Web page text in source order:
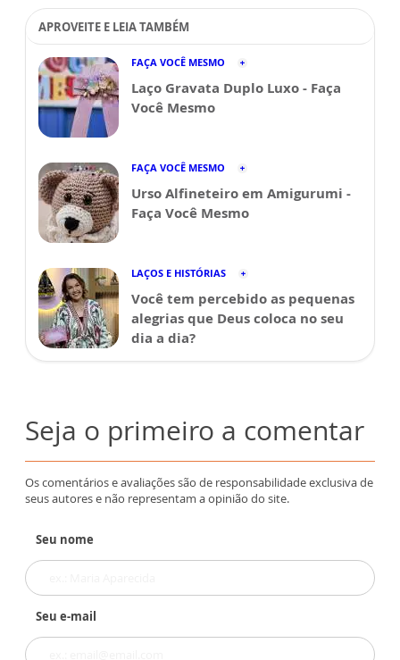
APROVEITE E LEIA TAMBÉM
FAÇA VOCÊ MESMO
Laço Gravata Duplo Luxo - Faça
Você Mesmo
FAÇA VOCÊ MESMO
Urso Alfineteiro em Amigurumi -
Faça Você Mesmo
LAÇOS E HISTÓRIAS
Você tem percebido as pequenas
alegrias que Deus coloca no seu
dia a dia?
Seja o primeiro a comentar
Os comentários e avaliações são de responsabilidade exclusiva de
seus autores e não representam a opinião do site.
Seu nome
Seu e-mail